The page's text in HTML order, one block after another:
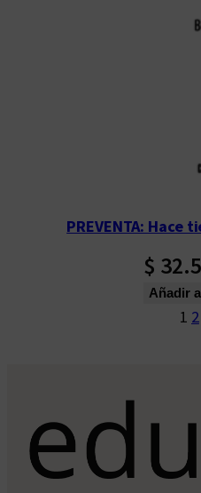
PREVENTA: Hace
$
Añadir
1 2